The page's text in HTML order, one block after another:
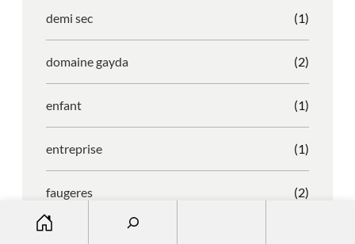
demi sec (1)
domaine gayda (2)
enfant (1)
entreprise (1)
faugeres (2)
faustino